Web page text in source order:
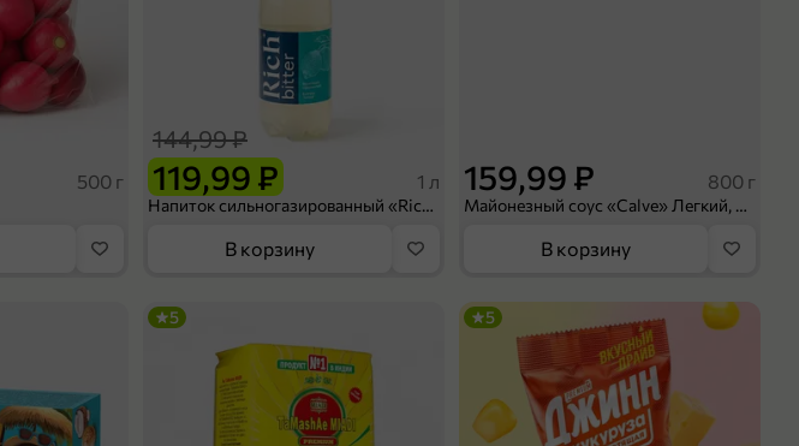
500 г 119,99 ₽
144,99 ₽
1 л
Напиток сильногазированный «Rich» Биттер Лемон, 1 л
В корзину
159,99 ₽ 800 г
Майонезный соус «Calve» Легкий, 800 г
В корзину
5 5